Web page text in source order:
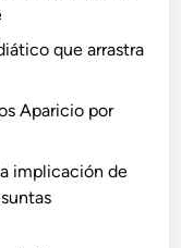
que arrastra
Aparicio por
implicación de